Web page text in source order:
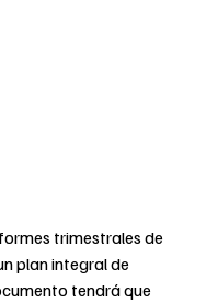
trimestrales de
plan integral de
tendrá que